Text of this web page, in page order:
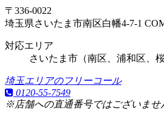
〒336-0022
埼玉県さいたま市南区白幡4-7-1
対応エリア
さいたま市（南区、浦和区、
埼玉エリアのフリーコール
0120-55-7549
※店舗への直通番号ではございませ